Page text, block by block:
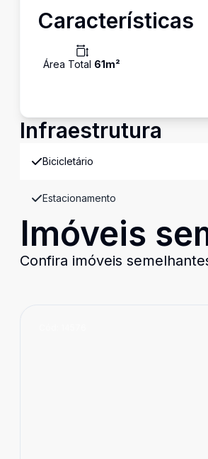
Características
Área Total 61m²
Infraestrutura
Bicicletário
Estacionamento
Imóveis
Confira imóveis